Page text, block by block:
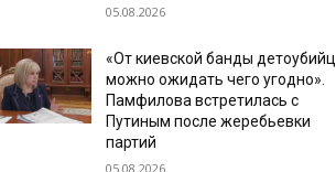
05.08.2026
«От киевской банды детоубийц
можно ожидать чего угодно».
Памфилова встретилась с
Путиным после жеребьевки
партий
05.08.2026